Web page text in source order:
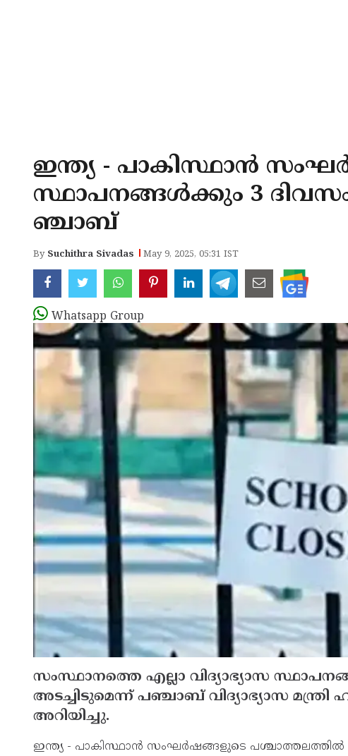
ഇന്ത്യ - പാകിസ്ഥാന്‍
സ്ഥാപനങ്ങള്‍ക്കും 3
ഞ്ചാബ്
By Suchithra Sivadas May 9, 2025, 05:31 IST
Whatsapp Group
സംസ്ഥാനത്തെ എല്ലാ വിദ്യാഭ്യാസ
അടച്ചിടുമെന്ന് പഞ്ചാബ് വിദ്യാഭ്യാസ
അറിയിച്ചു.
ഇന്ത്യ - പാകിസ്ഥാന്‍ സംഘര്‍ഷങ്ങളുടെ